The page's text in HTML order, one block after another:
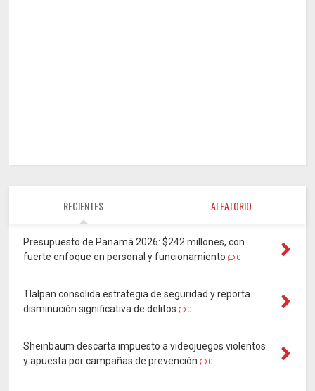
RECIENTES ALEATORIO
Presupuesto de Panamá 2026: $242 millones, con
fuerte enfoque en personal y funcionamiento
0
Tlalpan consolida estrategia de seguridad y reporta
disminución significativa de delitos
0
Sheinbaum descarta impuesto a videojuegos violentos
y apuesta por campañas de prevención
0